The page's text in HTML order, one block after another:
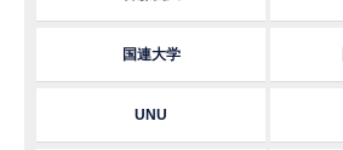
国連大学
UNU